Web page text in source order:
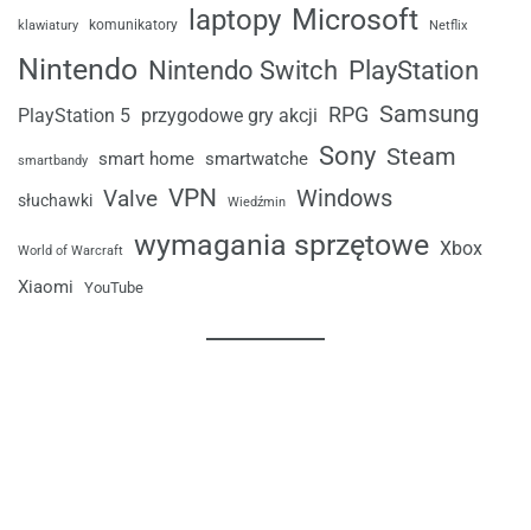
klawiatury komunikatory laptopy Microsoft Netflix
Nintendo Nintendo Switch PlayStation
PlayStation 5 przygodowe gry akcji RPG Samsung
smartbandy smart home smartwatche Sony Steam
słuchawki Valve VPN Wiedźmin Windows
World of Warcraft wymagania sprzętowe Xbox
Xiaomi YouTube